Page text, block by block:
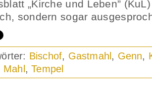
„Kirche und Leben”
sondern sogar
Bischof, Gastmahl , Genn,
Mahl ,Tempel